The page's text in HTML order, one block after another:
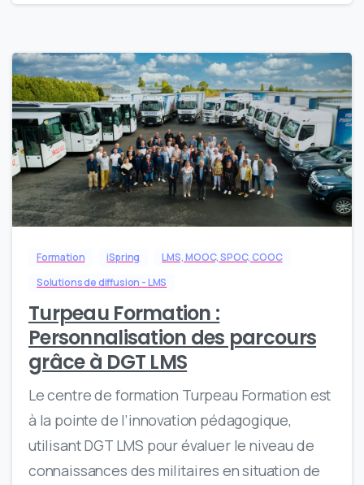
0
Formation iSpring
LMS, MOOC, SPOC, COOC
Solutions de diffusion - LMS
Turpeau Formation :
Personnalisation des parcours
grâce à DGT LMS
Le centre de formation Turpeau Formation est
à la pointe de l’innovation pédagogique,
utilisant DGT LMS pour évaluer le niveau de
connaissances des militaires en situation de